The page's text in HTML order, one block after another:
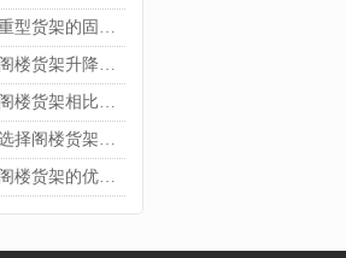
【重型货架】重型货架的固定方法
【阁楼货架】阁楼货架升降机需要注意哪些
【阁楼货架】阁楼货架相比传统货架的优势是什么
【阁楼货架】选择阁楼货架的好处？
【阁楼货架】阁楼货架的优点是什么